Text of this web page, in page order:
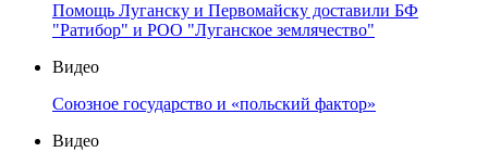
Помощь Луганску и Первомайску доставили БФ
"Ратибор" и РОО "Луганское землячество"
Видео
Союзное государство и «польский фактор»
Видео